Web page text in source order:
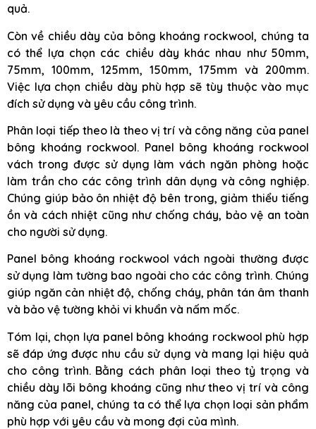
quả.
Còn về chiều dày của bông khoáng rockwool, chúng ta
có thể lựa chọn các chiều dày khác nhau như 50mm,
75mm, 100mm, 125mm, 150mm, 175mm và 200mm.
Việc lựa chọn chiều dày phù hợp sẽ tùy thuộc vào mục
đích sử dụng và yêu cầu công trình.
Phân loại tiếp theo là theo vị trí và công năng của panel
bông khoáng rockwool. Panel bông khoáng rockwool
vách trong được sử dụng làm vách ngăn phòng hoặc
làm trần cho các công trình dân dụng và công nghiệp.
Chúng giúp bảo ôn nhiệt độ bên trong, giảm thiểu tiếng
ồn và cách nhiệt cũng như chống cháy, bảo vệ an toàn
cho người sử dụng.
Panel bông khoáng rockwool vách ngoài thường được
sử dụng làm tường bao ngoài cho các công trình. Chúng
giúp ngăn cản nhiệt độ, chống cháy, phân tán âm thanh
và bảo vệ tường khỏi vi khuẩn và nấm mốc.
Tóm lại, chọn lựa panel bông khoáng rockwool phù hợp
sẽ đáp ứng được nhu cầu sử dụng và mang lại hiệu quả
cho công trình. Bằng cách phân loại theo tỷ trọng và
chiều dày lõi bông khoáng cũng như theo vị trí và công
năng của panel, chúng ta có thể lựa chọn loại sản phẩm
phù hợp với yêu cầu và mong đợi của mình.